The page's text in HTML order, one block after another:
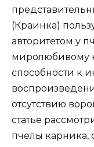
(Краинка)
авторитетом у
миролюбивому
способности к
отсутствию
статье
пчелы карника,